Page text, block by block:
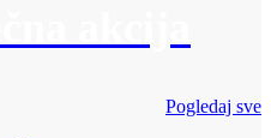
Pogledaj sve